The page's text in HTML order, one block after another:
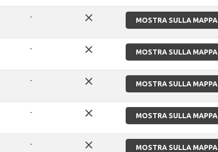
- close MOSTRA SULLA MAPPA
- close MOSTRA SULLA MAPPA
- close MOSTRA SULLA MAPPA
- close MOSTRA SULLA MAPPA
- close MOSTRA SULLA MAPPA